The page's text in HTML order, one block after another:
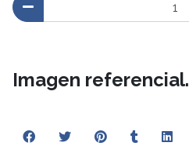
Imagen referencial.